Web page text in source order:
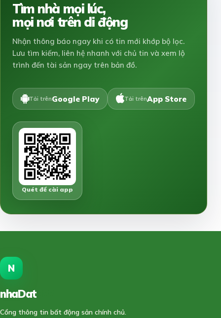
Tìm nhà mọi lúc,
mọi nơi trên di động
Nhận thông báo ngay khi có tin mới khớp bộ lọc.
Lưu tìm kiếm, liên hệ nhanh với chủ tin và xem lộ
trình đến tài sản ngay trên bản đồ.
Tải trênGoogle Play Tải trênApp Store
Quét để cài app
N
nhaDat
Cổng thông tin bất động sản chính chủ.